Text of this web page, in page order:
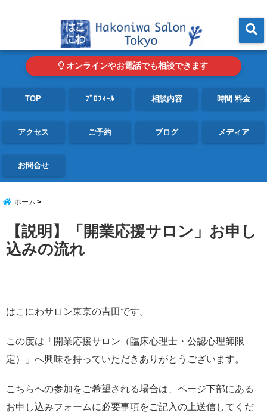
オンラインやお電話でも相談できます
TOP ﾌﾟﾛﾌｨｰﾙ 相談内容 時間 料金
アクセス ご予約 ブログ メディア
お問合せ
ホーム
【説明】「開業応援サロン」お申し
込みの流れ
はこにわサロン東京の吉田です。
この度は「開業応援サロン（臨床心理士・公認心理師限
定）」へ興味を持っていただきありがとうございます。
こちらへの参加をご希望される場合は、ページ下部にある
お申し込みフォームに必要事項をご記入の上送信してくだ